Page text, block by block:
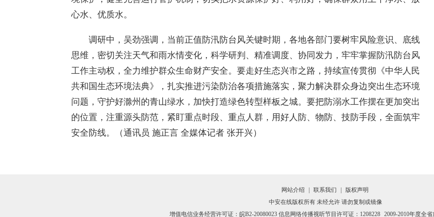
心水、优质水。
调研中，吴劲强调，当前正值防汛防台风关键时期，各地各部门要树牢风险意识、底线
思维，密切关注天气和雨水情变化，科学研判、精准调度、协同发力，牢牢掌握防汛防台风
工作主动权，全力维护群众生命财产安全。要走好生态兴市之路，持续宣传贯彻《中华人民
共和国生态环境法典》，扎实推进污染防治各项措施落实，聚力解决群众身边突出生态环境
问题，守护好滁州的青山绿水，加快打造绿色转型样板之城。要把防溺水工作摆在更加突出
的位置，注重源头防范，紧盯重点时段、重点人群，用好人防、物防、技防手段，全面筑牢
安全防线。（通讯员 施正言 全媒体记者 张开兴）
网站介绍 联系我们
版权声明
中安在线版权所有 未经允许 请勿复制或镜像
增值电信业务经营许可证：皖B2-20080023 信息网络传播视听节目许可证：1208228 2009-2010年度全